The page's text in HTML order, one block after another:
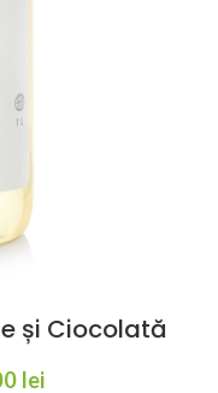
și Ciocolată
lei